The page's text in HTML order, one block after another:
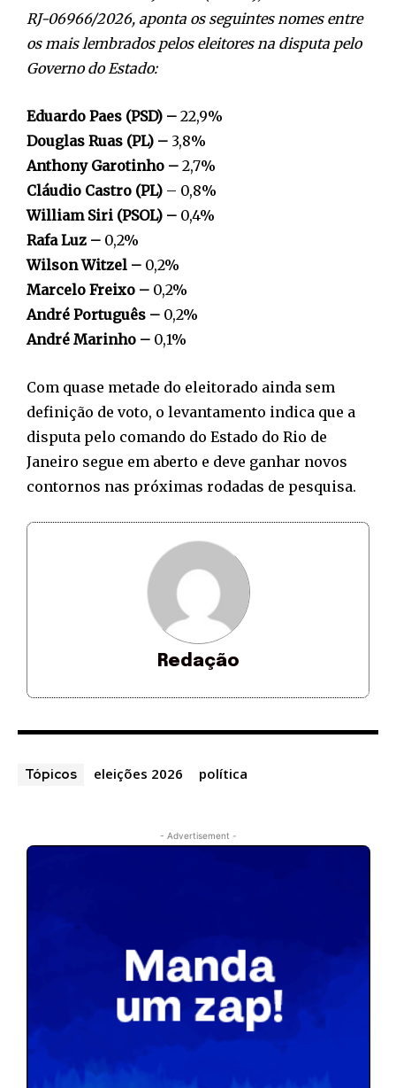
RJ-06966/2026, aponta os seguintes nomes entre
os mais lembrados pelos eleitores na disputa pelo
Governo do Estado:
Eduardo Paes (PSD) – 22,9%
Douglas Ruas (PL) – 3,8%
Anthony Garotinho – 2,7%
Cláudio Castro (PL) – 0,8%
William Siri (PSOL) – 0,4%
Rafa Luz – 0,2%
Wilson Witzel – 0,2%
Marcelo Freixo – 0,2%
André Português – 0,2%
André Marinho – 0,1%
Com quase metade do eleitorado ainda sem
definição de voto, o levantamento indica que a
disputa pelo comando do Estado do Rio de
Janeiro segue em aberto e deve ganhar novos
contornos nas próximas rodadas de pesquisa.
Redação
Tópicos eleições 2026 política
- Advertisement -